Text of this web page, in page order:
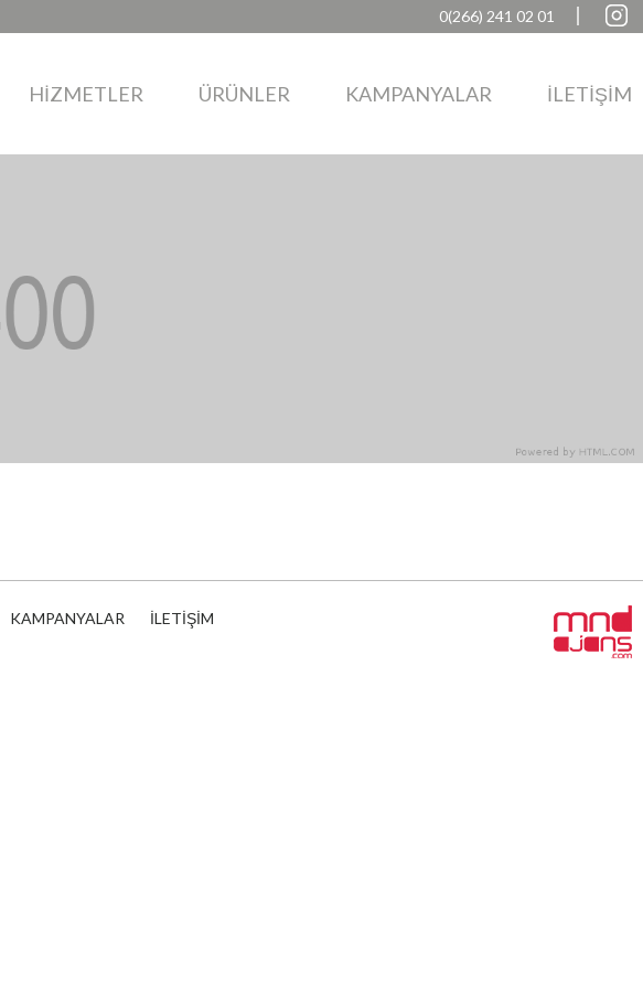
0(266) 241 02 01
HİZMETLER ÜRÜNLER KAMPANYALAR İLETİŞİM
KAMPANYALAR
İLETİŞİM